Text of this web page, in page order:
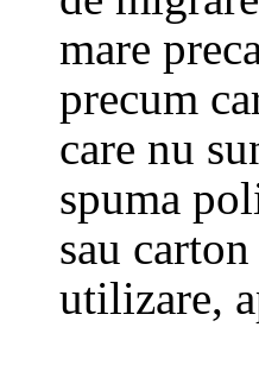
mare
precum
care nu
spuma
sau
utilizare,